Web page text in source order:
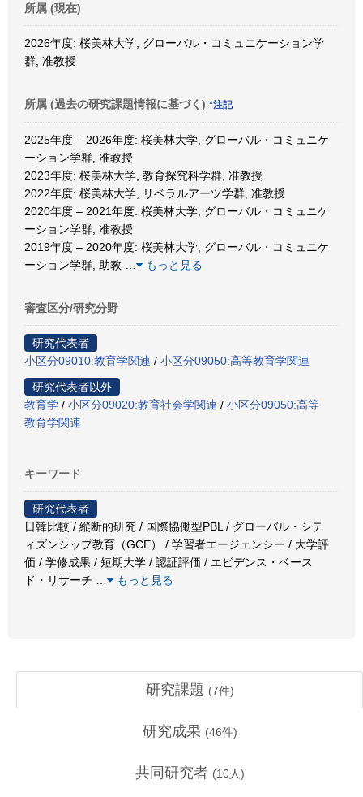
所属 (現在)
2026年度: 桜美林大学, グローバル・コミュニケーション学
群, 准教授
所属 (過去の研究課題情報に基づく) *注記
2025年度 – 2026年度: 桜美林大学, グローバル・コミュニケ
ーション学群, 准教授
2023年度: 桜美林大学, 教育探究科学群, 准教授
2022年度: 桜美林大学, リベラルアーツ学群, 准教授
2020年度 – 2021年度: 桜美林大学, グローバル・コミュニケ
ーション学群, 准教授
2019年度 – 2020年度: 桜美林大学, グローバル・コミュニケ
ーション学群, 助教
もっと見る
審査区分/研究分野
研究代表者
小区分09010:教育学関連 / 小区分09050:高等教育学関連
研究代表者以外
教育学 / 小区分09020:教育社会学関連 / 小区分09050:高等
教育学関連
キーワード
研究代表者
日韓比較 / 縦断的研究 / 国際協働型PBL / グローバル・シテ
ィズンシップ教育（GCE） / 学習者エージェンシー / 大学評
価 / 学修成果 / 短期大学 / 認証評価 / エビデンス・ベース
ド・リサーチ
もっと見る
研究課題 (7件)
研究成果 (46件)
共同研究者 (10人)